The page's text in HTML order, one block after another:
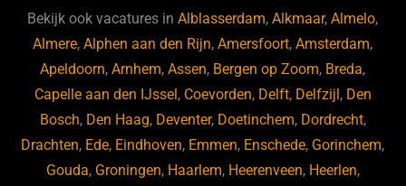
b
o
o
k
ky dI
n
Bekijk ook vacatures inAlblasserdam,Alkmaar,Almelo,
Almere,Alphen aan den Rijn,Amersfoort,Amsterdam,
Apeldoorn,Arnhem,Assen, Bergen op Zoom, Breda,
Capelle aan den IJssel , Coevorden, Delft, Delfzijl , Den
Bosch, Den Haag, Deventer, Doetinchem, Dordrecht,
Drachten, Ede, Eindhoven, Emmen, Enschede, Gorinchem,
Gouda, Groningen, Haarlem, Heerenveen, Heerlen,